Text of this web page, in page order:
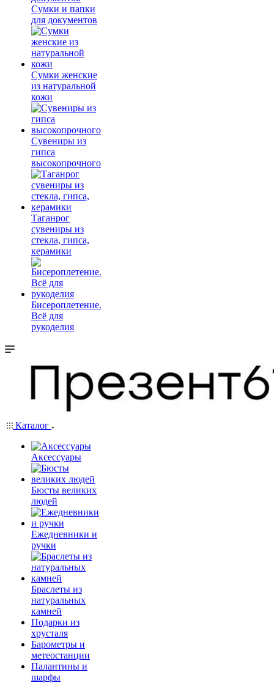
Сумки и папки
для документов
Сумки женские
из натуральной
кожи
Сувениры из
гипса
высокопрочного
Таганрог
сувениры из
стекла, гипса,
керамики
Бисероплетение.
Всё для
рукоделия
Каталог
Аксессуары
Бюсты великих
людей
Ежедневники и
ручки
Браслеты из
натуральных
камней
Подарки из
хрусталя
Барометры и
метеостанции
Палантины и
шарфы